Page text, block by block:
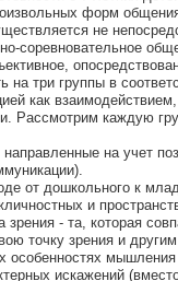
форм
не
соревновательное
на три группы в
как
Рассмотрим каждую
на учет
от дошкольного к
и
- та, которая
точку зрения и
особенностях
искажений